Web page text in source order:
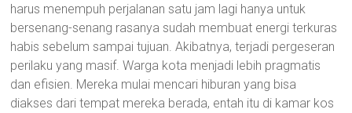
harus menempuh perjalanan satu jam lagi hanya untuk
bersenang-senang rasanya sudah membuat energi terkuras
habis sebelum sampai tujuan. Akibatnya, terjadi pergeseran
perilaku yang masif. Warga kota menjadi lebih pragmatis
dan efisien. Mereka mulai mencari hiburan yang bisa
diakses dari tempat mereka berada, entah itu di kamar kos